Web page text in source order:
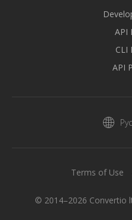
API
CLI
API
© 2014–2026 Convertio
Terms of Use